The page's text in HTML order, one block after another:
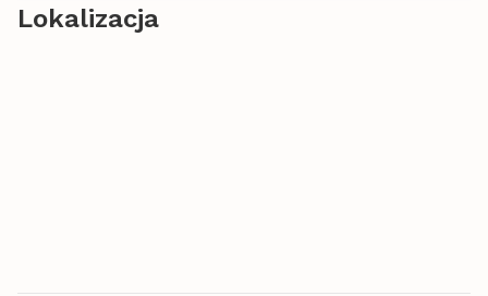
Lokalizacja